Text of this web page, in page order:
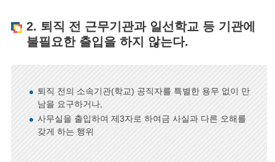
2. 퇴직 전 근무기관과 일선학교 등 기관에
불필요한 출입을 하지 않는다.
퇴직 전의 소속기관(학교) 공직자를 특별한 용무 없이 만
남을 요구하거나,
사무실을 출입하여 제3자로 하여금 사실과 다른 오해를
갖게 하는 행위